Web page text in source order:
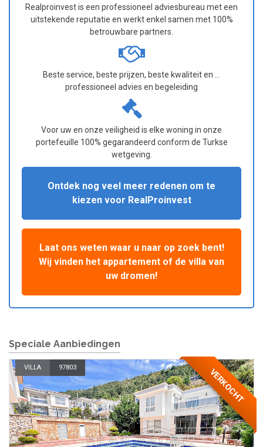
Realproinvest is een professioneel adviesbureau met een
uitstekende reputatie en werkt enkel samen met 100%
betrouwbare partners.
Beste service, beste prijzen, beste kwaliteit en ...
professioneel advies en begeleiding
Voor uw en onze veiligheid is elke woning in onze
portefeuille 100% gegarandeerd conform de Turkse
wetgeving.
Ontdek nog veel meer redenen om te
kiezen voor RealProinvest
Laat ons weten waar u naar op zoek bent!
Wij vinden het appartement of de villa van
uw dromen!
Speciale Aanbiedingen
VILLA 97803 VERKOCHT